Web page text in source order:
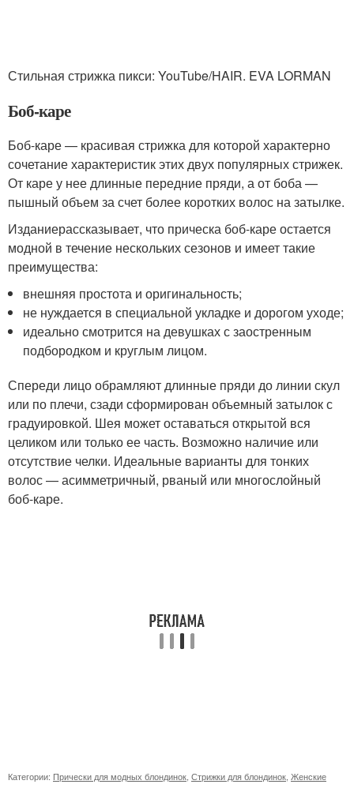
Стильная стрижка пикси: YouTube/HAIR. EVA LORMAN
Боб-каре
Боб-каре — красивая стрижка для которой характерно
сочетание характеристик этих двух популярных стрижек.
От каре у нее длинные передние пряди, а от боба —
пышный объем за счет более коротких волос на затылке.
Изданиерассказывает, что прическа боб-каре остается
модной в течение нескольких сезонов и имеет такие
преимущества:
внешняя простота и оригинальность;
не нуждается в специальной укладке и дорогом уходе;
идеально смотрится на девушках с заостренным
подбородком и круглым лицом.
Спереди лицо обрамляют длинные пряди до линии скул
или по плечи, сзади сформирован объемный затылок с
градуировкой. Шея может оставаться открытой вся
целиком или только ее часть. Возможно наличие или
отсутствие челки. Идеальные варианты для тонких
волос — асимметричный, рваный или многослойный
боб-каре.
Категории: Прически для модных блондинок Стрижки для блондинок Женские